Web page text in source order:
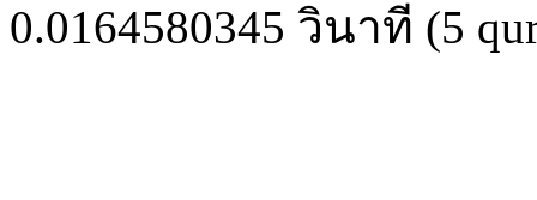
0.0164580345 วินาที (5